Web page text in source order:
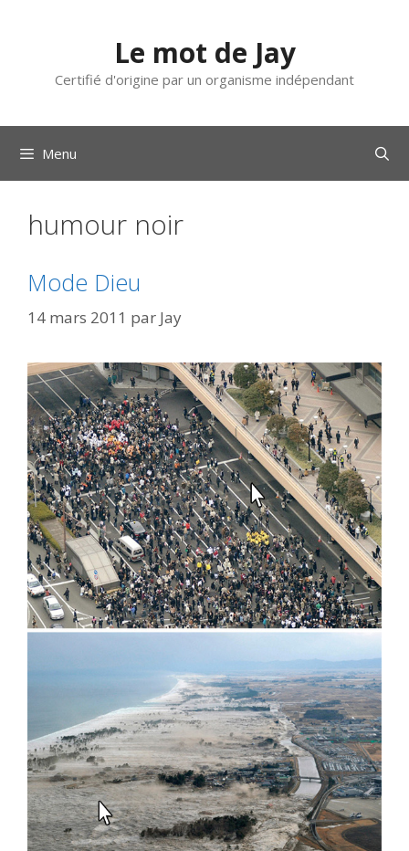
Le mot de Jay
Certifié d'origine par un organisme indépendant
Menu
humour noir
Mode Dieu
14 mars 2011 par Jay